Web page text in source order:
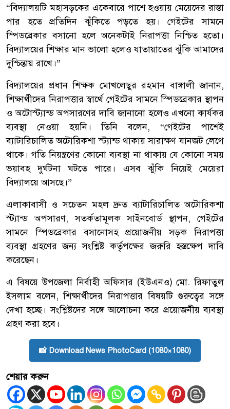
“বিদ্যালয়টি মহাসড়কের একেবারে পাশে হওয়ায় মেয়েদের রাস্তা
পার হতে প্রতিদিন ঝুঁকিতে পড়তে হয়। গেইটের সামনে
স্পিডব্রেকার বসানো হলে অনেকটাই নিরাপত্তা নিশ্চিত হতো।
বিদ্যালয়ের শিক্ষার মান ভালো হলেও যাতায়াতের ঝুঁকি আমাদের
দুশ্চিন্তায় রাখে।”
বিদ্যালয়ের প্রধান শিক্ষক মোখলেছুর রহমান বাঙ্গালী জানান,
শিক্ষার্থীদের নিরাপত্তার স্বার্থে গেইটের সামনে স্পিডব্রেকার স্থাপন
ও অটোস্ট্যান্ড অপসারণের দাবি জানানো হলেও এখনো কার্যকর
ব্যবস্থা নেওয়া হয়নি। তিনি বলেন, “গেইটের পাশেই
ব্যাটারিচালিত অটোরিকশা স্ট্যান্ড থাকায় সারাক্ষণ যানজট লেগে
থাকে। গতি নিয়ন্ত্রণের কোনো ব্যবস্থা না থাকায় যে কোনো সময়
ভয়াবহ দুর্ঘটনা ঘটতে পারে। এসব ঝুঁকি নিয়েই মেয়েরা
বিদ্যালয়ে আসছে।”
এলাকাবাসী ও সচেতন মহল দ্রুত ব্যাটারিচালিত অটোরিকশা
স্ট্যান্ড অপসারণ, সতর্কতামূলক সাইনবোর্ড স্থাপন, গেইটের
সামনে স্পিডব্রেকার বসানোসহ প্রয়োজনীয় সড়ক নিরাপত্তা
ব্যবস্থা গ্রহণের জন্য সংশ্লিষ্ট কর্তৃপক্ষের জরুরি হস্তক্ষেপ দাবি
করেছেন।
এ বিষয়ে উপজেলা নির্বাহী অফিসার (ইউএনও) মো. রিফাতুল
ইসলাম বলেন, শিক্ষার্থীদের নিরাপত্তার বিষয়টি গুরুত্বের সঙ্গে
দেখা হচ্ছে। সংশ্লিষ্টদের সঙ্গে আলোচনা করে প্রয়োজনীয় ব্যবস্থা
গ্রহণ করা হবে।
📸 Download News PhotoCard (1080×1080)
শেয়ার করুন